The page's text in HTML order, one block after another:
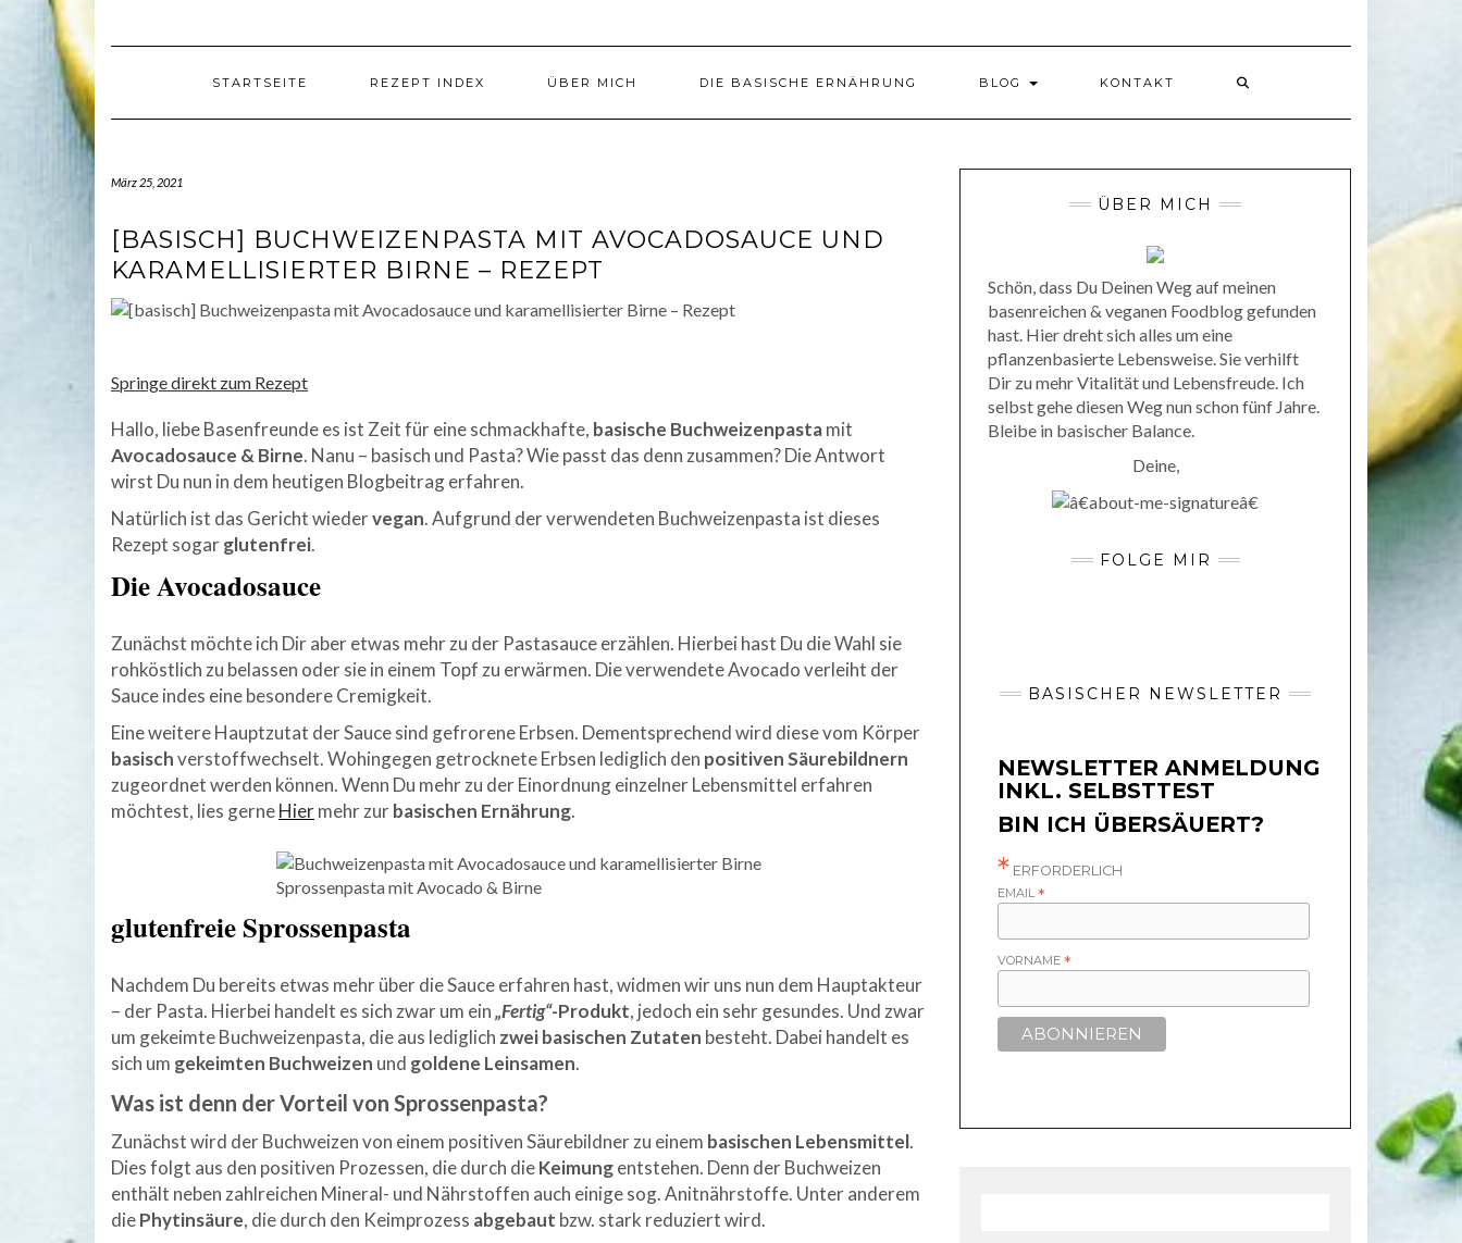
STARTSEITE REZEPT INDEX ÜBER MICH DIE BASISCHE ERNÄHRUNG BLOG KONTAKT
März 25, 2021
[BASISCH] BUCHWEIZENPASTA MIT AVOCADOSAUCE UND
KARAMELLISIERTER BIRNE – REZEPT
Springe direkt zum Rezept
Hallo, liebe Basenfreunde es ist Zeit für eine schmackhafte, basische Buchweizenpastamit
Avocadosauce & Birne. Nanu – basisch und Pasta? Wie passt das denn zusammen? Die Antwort
wirst Du nun in dem heutigen Blogbeitrag erfahren.
Natürlich ist das Gericht wiedervegan. Aufgrund der verwendeten Buchweizenpasta ist dieses
Rezept sogarglutenfrei.
Die Avocadosauce
Zunächst möchte ich Dir aber etwas mehr zu der Pastasauce erzählen. Hierbei hast Du die Wahl sie
rohköstlich zu belassen oder sie in einem Topf zu erwärmen. Die verwendete Avocado verleiht der
Sauce indes eine besondere Cremigkeit.
Eine weitere Hauptzutat der Sauce sind gefrorene Erbsen. Dementsprechend wird diese vom Körper
basischverstoffwechselt. Wohingegen getrocknete Erbsen lediglich den positiven Säurebildnern
zugeordnet werden können. Wenn Du mehr zu der Einordnung einzelner Lebensmittel erfahren
möchtest, lies gerneHiermehr zurbasischen Ernährung.
Sprossenpasta mit Avocado & Birne
glutenfreie Sprossenpasta
Nachdem Du bereits etwas mehr über die Sauce erfahren hast, widmen wir uns nun dem Hauptakteur
– der Pasta. Hierbei handelt es sich zwar um ein„Fertig“-Produkt, jedoch ein sehr gesundes. Und zwar
um gekeimte Buchweizenpasta, die aus lediglich zwei basischen Zutaten besteht. Dabei handelt es
sich um gekeimten Buchweizen und goldene Leinsamen.
Was ist denn der Vorteil von Sprossenpasta?
Zunächst wird der Buchweizen von einem positiven Säurebildner zu einem basischen Lebensmittel.
Dies folgt aus den positiven Prozessen, die durch dieKeimungentstehen. Denn der Buchweizen
enthält neben zahlreichen Mineral- und Nährstoffen auch einige sog. Anitnährstoffe. Unter anderem
diePhytinsäure, die durch den Keimprozess abgebaut bzw. stark reduziert wird.
ÜBER MICH
Schön, dass Du Deinen Weg auf meinen
basenreichen & veganen Foodblog gefunden
hast. Hier dreht sich alles um eine
pflanzenbasierte Lebensweise. Sie verhilft
Dir zu mehr Vitalität und Lebensfreude. Ich
selbst gehe diesen Weg nun schon fünf Jahre.
Bleibe in basischer Balance.
Deine,
FOLGE MIR
BASISCHER NEWSLETTER
NEWSLETTER ANMELDUNG
INKL. SELBSTTEST
BIN ICH ÜBERSÄUERT?
* ERFORDERLICH
EMAIL*
VORNAME*